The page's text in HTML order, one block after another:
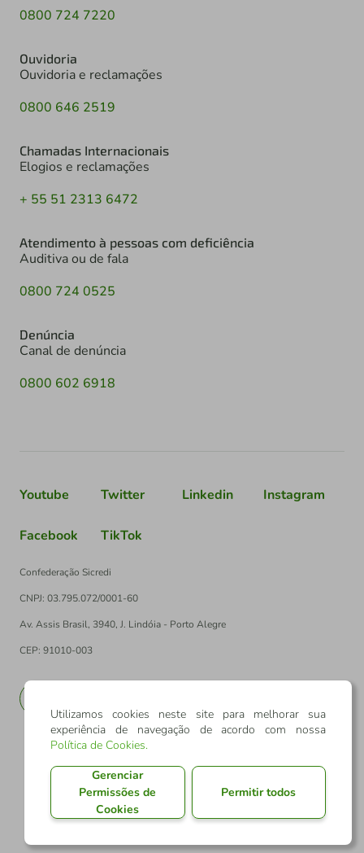
0800 724 7220
Ouvidoria
Ouvidoria e reclamações
0800 646 2519
Chamadas Internacionais
Elogios e reclamações
+ 55 51 2313 6472
Atendimento à pessoas com deficiência
Auditiva ou de fala
0800 724 0525
Denúncia
Canal de denúncia
0800 602 6918
Youtube Twitter Linkedin Instagram
Facebook TikTok
Confederação Sicredi
CNPJ: 03.795.072/0001-60
Av. Assis Brasil, 3940, J. Lindóia - Porto Alegre
CEP: 91010-003
Utilizamos cookies neste site para melhorar sua
experiência de navegação de acordo com nossa
Política de Cookies.
Gerenciar
Permissões de
Cookies
Permitir todos